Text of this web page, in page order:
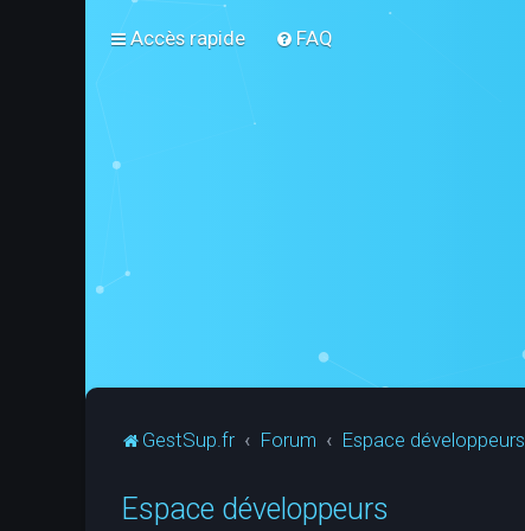
Accès rapide FAQ
GestSup.fr Forum Espace développeurs
Espace développeurs